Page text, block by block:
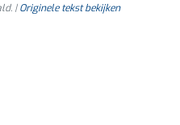
|Originele tekst bekijken